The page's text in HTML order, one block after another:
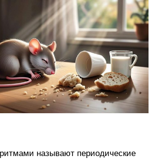
называют периодические